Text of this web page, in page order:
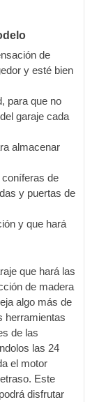
de
y esté bien
para que no
garaje cada
almacenar
coníferas de
y puertas de
y que hará
que hará las
de madera
algo más de
herramientas
de las
las 24
el motor
Este
disfrutar